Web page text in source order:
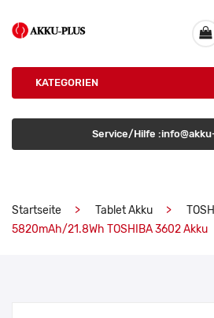
KATEGORIEN
Service/Hilfe
Startseite Tablet Akku
5820mAh/21.8Wh TOSHIBA 3602 Akku